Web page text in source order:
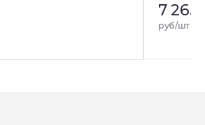
7 265
руб/шт